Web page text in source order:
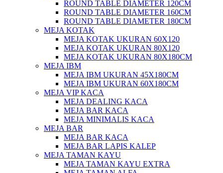
ROUND TABLE DIAMETER 120CM
ROUND TABLE DIAMETER 160CM
ROUND TABLE DIAMETER 180CM
MEJA KOTAK
MEJA KOTAK UKURAN 60X120
MEJA KOTAK UKURAN 80X120
MEJA KOTAK UKURAN 80X180CM
MEJA IBM
MEJA IBM UKURAN 45X180CM
MEJA IBM UKURAN 60X180CM
MEJA VIP KACA
MEJA DEALING KACA
MEJA BAR KACA
MEJA MINIMALIS KACA
MEJA BAR
MEJA BAR KACA
MEJA BAR LAPIS KALEP
MEJA TAMAN KAYU
MEJA TAMAN KAYU EXTRA